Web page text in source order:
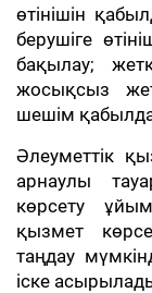
өтінішін
берушіге
бақылау;
жосықсыз
шешім
Әлеуметтік
арнаулы
көрсету
қызмет
таңдау
іске